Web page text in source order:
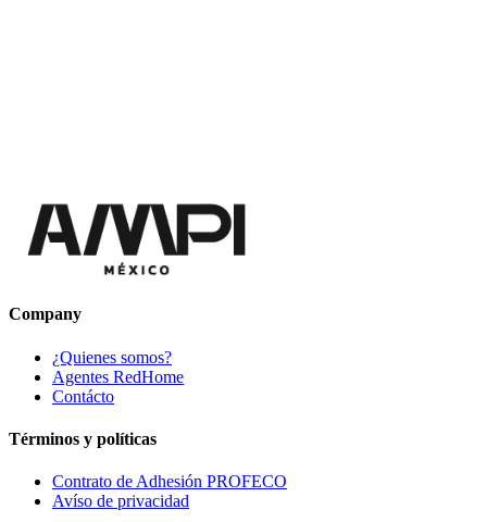
Company
¿Quienes somos?
Agentes RedHome
Contácto
Términos y políticas
Contrato de Adhesión PROFECO
Avíso de privacidad